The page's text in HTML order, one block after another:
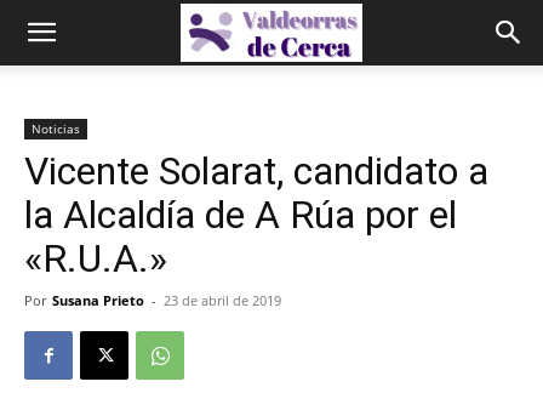
Noticias
Vicente Solarat, candidato a
la Alcaldía de A Rúa por el
«R.U.A.»
Por Susana Prieto - 23 de abril de 2019